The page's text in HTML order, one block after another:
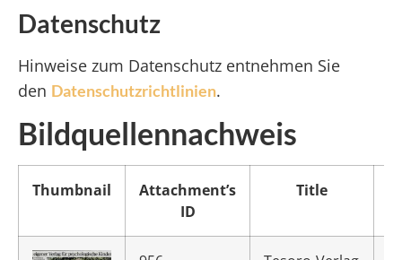
Datenschutz
Hinweise zum Datenschutz entnehmen Sie
den Datenschutzrichtlinien.
Bildquellennachweis
Thumbnail
Attachment’s
ID
Title